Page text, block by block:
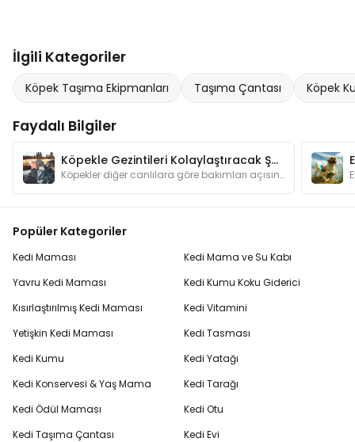
İlgili Kategoriler
Köpek Taşıma Ekipmanları Taşıma Çantası Köpek
Faydalı Bilgiler
Köpekle Gezintileri Kolaylaştıracak Şeyler
Köpekler diğer canlılara göre bakımları açısından bizlere daha bağımlı hayvanlardır. Gezintilere çıkarken dikkat etmemiz gerekenleri biliyor muyuz?
Popüler Kategoriler
Kedi Maması
Yavru Kedi Maması
Kısırlaştırılmış Kedi Maması
Yetişkin Kedi Maması
Kedi Kumu
Kedi Konservesi & Yaş Mama
Kedi Ödül Maması
Kedi Taşıma Çantası
Kedi Mama ve Su Kabı
Kedi Kumu Koku Giderici
Kedi Vitamini
Kedi Tasması
Kedi Yatağı
Kedi Tarağı
Kedi Otu
Kedi Evi